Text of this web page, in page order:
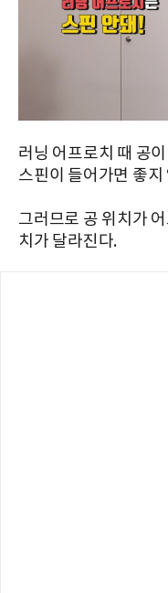
러닝 어프로치 때 공
스핀이 들어가면 좋지
그러므로 공 위치가
치가 달라진다.